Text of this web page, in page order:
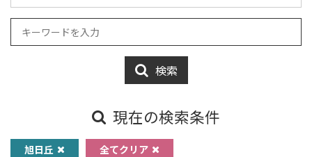
検索
現在の検索条件
旭日丘 全てクリア